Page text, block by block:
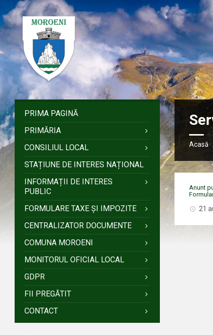
la
conținut
la
bara
laterală
stângă
la
bara
laterală
dreaptă
la
subsol
Acasă
Anunt
21
PRIMA PAGINĂ
PRIMĂRIA
CONSILIUL LOCAL
STAȚIUNE DE INTERES NAȚIONAL
INFORMAȚII DE INTERES
PUBLIC
FORMULARE TAXE ȘI IMPOZITE
CENTRALIZATOR DOCUMENTE
COMUNA MOROENI
MONITORUL OFICIAL LOCAL
GDPR
FII PREGĂTIT
CONTACT